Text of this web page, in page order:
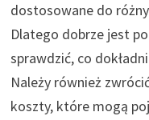
dostosowane do
Dlatego dobrze jest
sprawdzić, co
Należy również
koszty, które mogą